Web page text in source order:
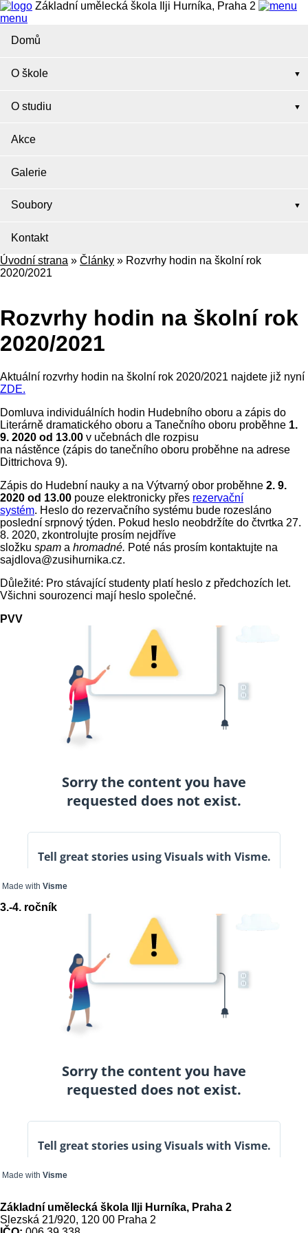
Základní umělecká škola Ilji Hurníka, Praha 2
menu
Domů
O škole
O studiu
Akce
Galerie
Soubory
Kontakt
Úvodní strana » Články » Rozvrhy hodin na školní rok
2020/2021
Rozvrhy hodin na školní rok
2020/2021
Aktuální rozvrhy hodin na školní rok 2020/2021 najdete již nyní
ZDE.
Domluva individuálních hodin Hudebního oboru a zápis do
Literárně dramatického oboru a Tanečního oboru proběhne 1.
9. 2020 od 13.00 v učebnách dle rozpisu
na nástěnce (zápis do tanečního oboru proběhne na adrese
Dittrichova 9).
Zápis do Hudební nauky a na Výtvarný obor proběhne 2. 9.
2020 od 13.00 pouze elektronicky přes rezervační
systém. Heslo do rezervačního systému bude rozesláno
poslední srpnový týden. Pokud heslo neobdržíte do čtvrtka 27.
8. 2020, zkontrolujte prosím nejdříve
složku spam a hromadné. Poté nás prosím kontaktujte na
sajdlova@zusihurnika.cz.
Důležité: Pro stávající studenty platí heslo z předchozích let.
Všichni sourozenci mají heslo společné.
PVV
Made with Visme
3.-4. ročník
Made with Visme
Základní umělecká škola Ilji Hurníka, Praha 2
Slezská 21/920, 120 00 Praha 2